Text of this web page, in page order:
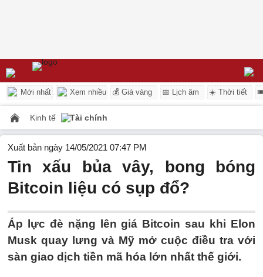
Mới nhất Xem nhiều 💰 Giá vàng 📅 Lịch âm ☀️ Thời tiết
Kinh tế Tài chính
Xuất bản ngày 14/05/2021 07:47 PM
Tin xấu bủa vây, bong bóng
Bitcoin liệu có sụp đổ?
Áp lực đè nặng lên giá Bitcoin sau khi Elon
Musk quay lưng và Mỹ mở cuộc điều tra với
sàn giao dịch tiền mã hóa lớn nhất thế giới.